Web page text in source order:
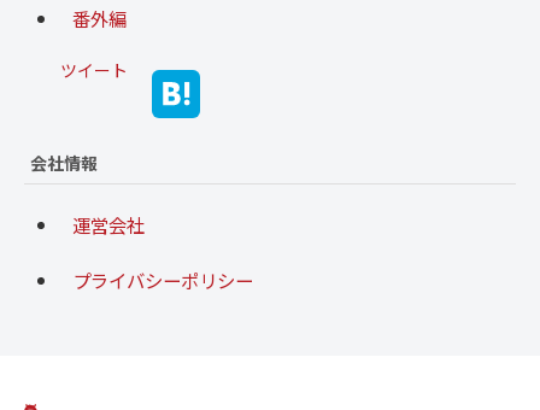
番外編
ツイート
会社情報
運営会社
プライバシーポリシー